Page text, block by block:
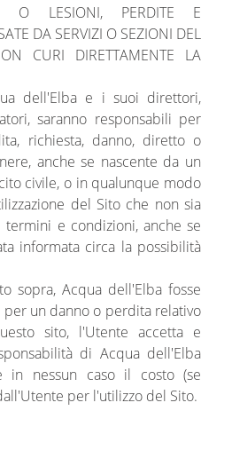
O LESIONI, PERDITE E
DA SERVIZI O SEZIONI DEL
CURI DIRETTAMENTE LA
dell'Elba e i suoi direttori,
saranno responsabili per
richiesta, danno, diretto o
anche se nascente da un
civile, o in qualunque modo
del Sito che non sia
e condizioni, anche se
informata circa la possibilità
sopra, Acqua dell'Elba fosse
un danno o perdita relativo
sito, l'Utente accetta e
di Acqua dell'Elba
in nessun caso il costo (se
per l'utilizzo del Sito.